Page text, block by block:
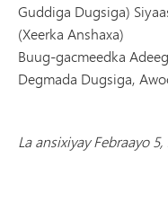
Guddiga Dugsiga)
(Xeerka Anshaxa)
Buug-gacmeedka
Degmada Dugsiga,
La ansixiyay Febraayo 5,